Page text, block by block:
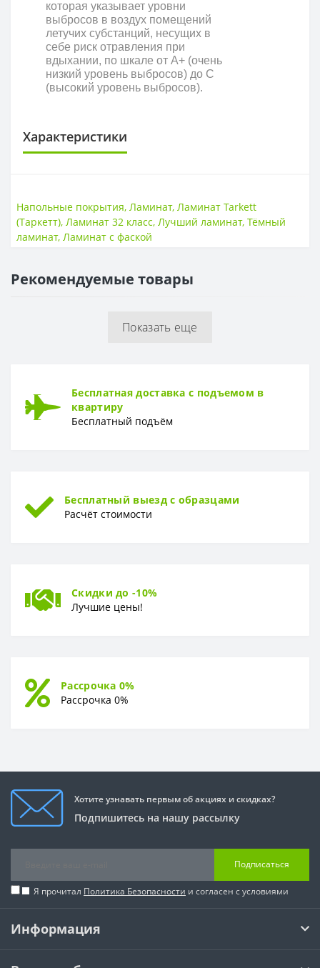
которая указывает уровни
выбросов в воздух помещений
летучих субстанций, несущих в
себе риск отравления при
вдыхании, по шкале от A+ (очень
низкий уровень выбросов) до С
(высокий уровень выбросов).
Характеристики
Класс износостойкости
НАЛИЧИЕ ФАСКИ
ПОВЕРХНОСТЬ
Напольные покрытия, Ламинат, Ламинат Tarkett
(Таркетт), Ламинат 32 класс, Лучший ламинат,Тёмный
ламинат, Ламинат с фаской
Рекомендуемые товары
Показать еще
Бесплатная доставка с подъемом в
квартиру
Бесплатный подъём
Бесплатный выезд с образцами
Расчёт стоимости
Скидки до -10%
Лучшие цены!
Рассрочка 0%
Рассрочка 0%
Хотите узнавать первым об акциях и скидках?
Подпишитесь на нашу рассылку
Подписаться
Я прочитал Политика Безопасности и согласен с условиями
Информация